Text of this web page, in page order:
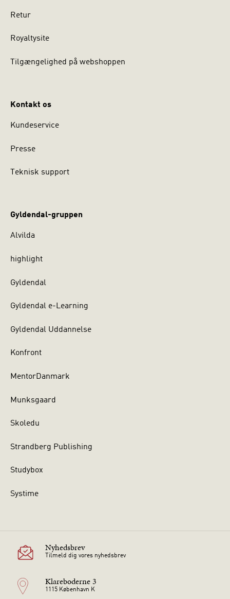
Retur
Royaltysite
Tilgængelighed på webshoppen
Kontakt os
Kundeservice
Presse
Teknisk support
Gyldendal-gruppen
Alvilda
highlight
Gyldendal
Gyldendal e-Learning
Gyldendal Uddannelse
Konfront
MentorDanmark
Munksgaard
Skoledu
Strandberg Publishing
Studybox
Systime
Nyhedsbrev
Tilmeld dig vores nyhedsbrev
Klareboderne 3
1115 København K